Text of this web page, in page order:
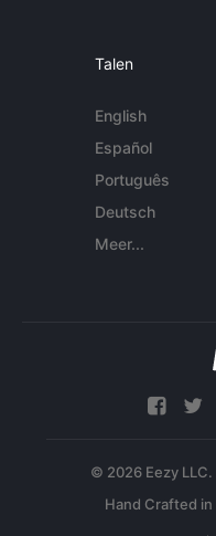
Talen
English
Español
Português
Deutsch
Meer...
© 2026 Eezy